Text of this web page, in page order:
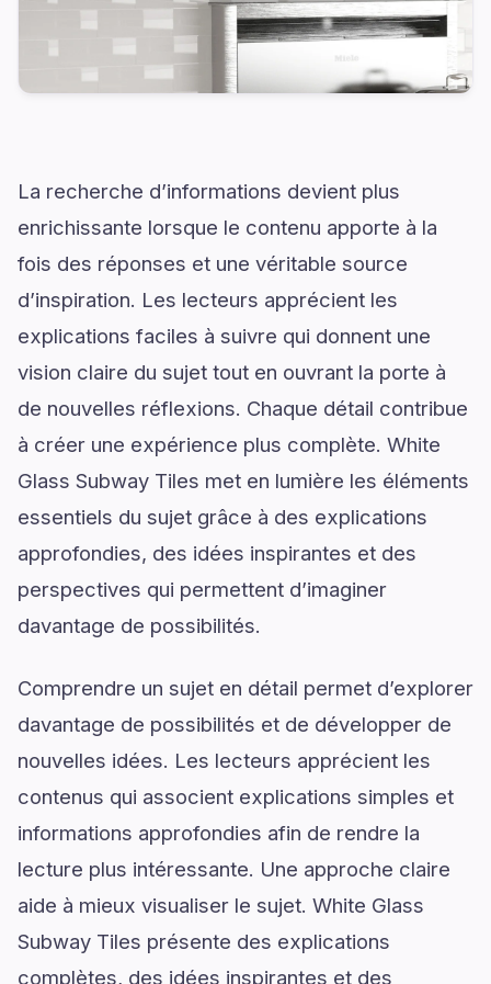
La recherche d’informations devient plus
enrichissante lorsque le contenu apporte à la
fois des réponses et une véritable source
d’inspiration. Les lecteurs apprécient les
explications faciles à suivre qui donnent une
vision claire du sujet tout en ouvrant la porte à
de nouvelles réflexions. Chaque détail contribue
à créer une expérience plus complète. White
Glass Subway Tiles met en lumière les éléments
essentiels du sujet grâce à des explications
approfondies, des idées inspirantes et des
perspectives qui permettent d’imaginer
davantage de possibilités.
Comprendre un sujet en détail permet d’explorer
davantage de possibilités et de développer de
nouvelles idées. Les lecteurs apprécient les
contenus qui associent explications simples et
informations approfondies afin de rendre la
lecture plus intéressante. Une approche claire
aide à mieux visualiser le sujet. White Glass
Subway Tiles présente des explications
complètes, des idées inspirantes et des